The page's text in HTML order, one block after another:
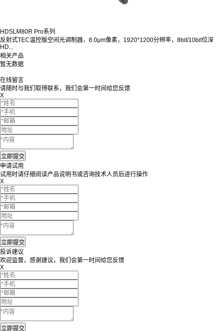
HDSLM80R Pro系列
反射式TEC温控版空间光调制器，8.0μm像素，1920*1200分辨率，8bit/10bit位深
HD...
相关产品
暂无数据
在线留言
请随时与我们取得联系，我们会第一时间给您反馈
X
申请试用
试用时请仔细阅读产品说明书或咨询技术人员后进行操作
X
投诉建议
欢迎监督，感谢建议，我们会第一时间给您反馈
X